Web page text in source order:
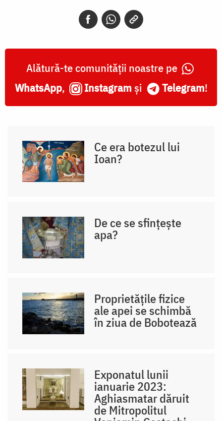
Alătură-te comunității noastre pe
WhatsApp, Instagram și Telegram!
Ce era botezul lui
Ioan?
De ce se sfințește
apa?
Proprietățile fizice
ale apei se schimbă
în ziua de Bobotează
Exponatul lunii
ianuarie 2023:
Aghiasmatar dăruit
de Mitropolitul